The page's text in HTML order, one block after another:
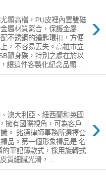
›
顯高檔，PU皮裡內置雙磁
屬材質緊合，保護金屬
不銹鋼的鑰匙環扣，方便
，不容易丟失。高雄市立
隨身碟，特別之處在於以
讓這件客製化紀念品顯...
›
澳大利亞、紐西蘭和英國
擁有國際視角，可為客戶
。 銘德律師事務所選擇套
品。第一個形象禮品是 名
筆記簿款式，採用旋轉式
質細膩光滑，...